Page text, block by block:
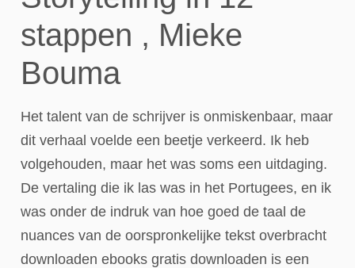
stappen , Mieke
Bouma
Het talent van de schrijver is onmiskenbaar, maar
dit verhaal voelde een beetje verkeerd. Ik heb
volgehouden, maar het was soms een uitdaging.
De vertaling die ik las was in het Portugees, en ik
was onder de indruk van hoe goed de taal de
nuances van de oorspronkelijke tekst overbracht
downloaden ebooks gratis downloaden is een